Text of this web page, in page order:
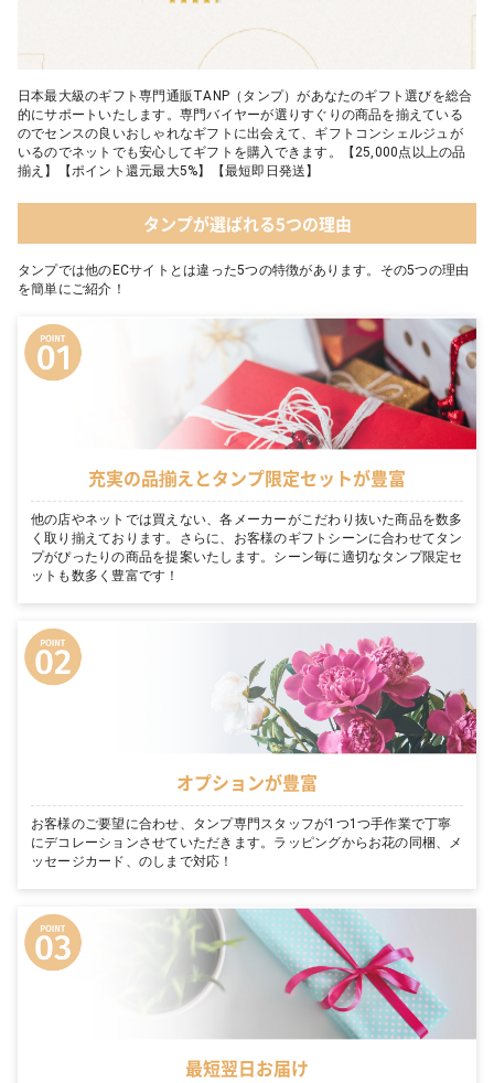
日本最大級のギフト専門通販TANP（タンプ）があなたのギフト選びを総合
的にサポートいたします。専門バイヤーが選りすぐりの商品を揃えている
のでセンスの良いおしゃれなギフトに出会えて、ギフトコンシェルジュが
いるのでネットでも安心してギフトを購入できます。【25,000点以上の品
揃え】【ポイント還元最大5%】【最短即日発送】
タンプが選ばれる5つの理由
タンプでは他のECサイトとは違った5つの特徴があります。その5つの理由
を簡単にご紹介！
充実の品揃えとタンプ限定セットが豊富
他の店やネットでは買えない、各メーカーがこだわり抜いた商品を数多
く取り揃えております。さらに、お客様のギフトシーンに合わせてタン
プがぴったりの商品を提案いたします。シーン毎に適切なタンプ限定セ
ットも数多く豊富です！
オプションが豊富
お客様のご要望に合わせ、タンプ専門スタッフが1つ1つ手作業で丁寧
にデコレーションさせていただきます。ラッピングからお花の同梱、メ
ッセージカード、のしまで対応！
最短翌日お届け